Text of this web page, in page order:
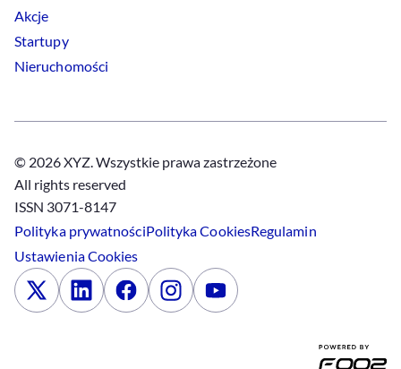
Akcje
Startupy
Nieruchomości
© 2026 XYZ. Wszystkie prawa zastrzeżone
All rights reserved
ISSN 3071-8147
Polityka prywatnościPolitykaCookiesRegulamin
UstawieniaCookies
x LinkedinFacebookInstagramYoutube